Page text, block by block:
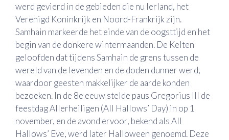
werd gevierd in de gebieden die nu Ierland, het
Verenigd Koninkrijk en Noord-Frankrijk zijn.
Samhain markeerde het einde van de oogsttijd en het
begin van de donkere wintermaanden. De Kelten
geloofden dat tijdens Samhain de grens tussen de
wereld van de levenden en de doden dunner werd,
waardoor geesten makkelijker de aarde konden
bezoeken. In de 8e eeuw stelde paus Gregorius III de
feestdag Allerheiligen (All Hallows’ Day) in op 1
november, en de avond ervoor, bekend als All
Hallows’ Eve, werd later Halloween genoemd. Deze